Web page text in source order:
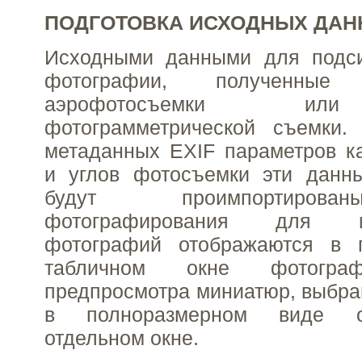
ПОДГОТОВКА ИСХОДНЫХ
Исходными данными для
фотографии,
аэрофотосъемки
фотограмметрической
метаданных EXIF параметров
и углов фотосъемки эти
будут
фотографирования для
фотографий отображаются в
табличном окне
предпросмотра миниатюр,
в полноразмерном виде
отдельном окне.